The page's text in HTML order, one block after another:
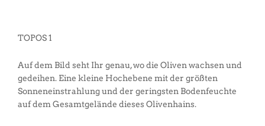
TOPOS 1
Auf dem Bild seht Ihr genau, wo die Oliven wachsen und
gedeihen. Eine kleine Hochebene mit der größten
Sonneneinstrahlung und der geringsten Bodenfeuchte
auf dem Gesamtgelände dieses Olivenhains.